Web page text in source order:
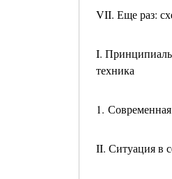
VII. Еще раз:
I.
техника
1.
II. Ситуация в